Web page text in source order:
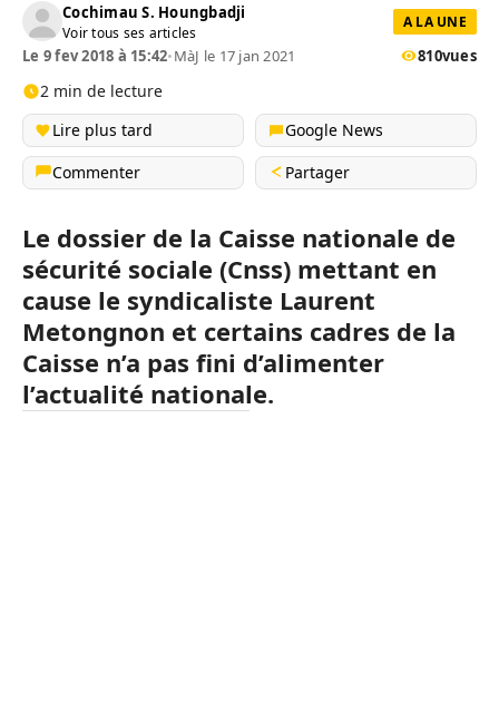
Cochimau S. Houngbadji
Voir tous ses articles
A LA UNE
Le 9 fev 2018 à 15:42•MàJ le 17 jan 2021 810vues
2 min de lecture
Lire plus tard
Google News
Commenter
Partager
Le dossier de la Caisse nationale de
sécurité sociale (Cnss) mettant en
cause le syndicaliste Laurent
Metongnon et certains cadres de la
Caisse n’a pas fini d’alimenter
l’actualité nationale.